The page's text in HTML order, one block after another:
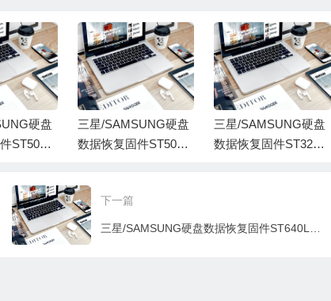
00050006-1944
008000CM-1974
硬盘
ST500L
ROM
三星/SAMSUNG硬盘
数据恢复固件ST500L
2AR10001-S2TRJ9C
C850140带ROM
三星/SAMSUNG硬盘
数据恢复固件ST320L
下一篇